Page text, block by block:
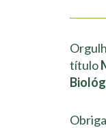
título